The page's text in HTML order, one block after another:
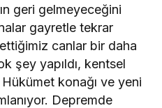
geri gelmeyeceğini
gayretle tekrar
canlar bir daha
şey yapıldı, kentsel
konağı ve yeni
Depremde